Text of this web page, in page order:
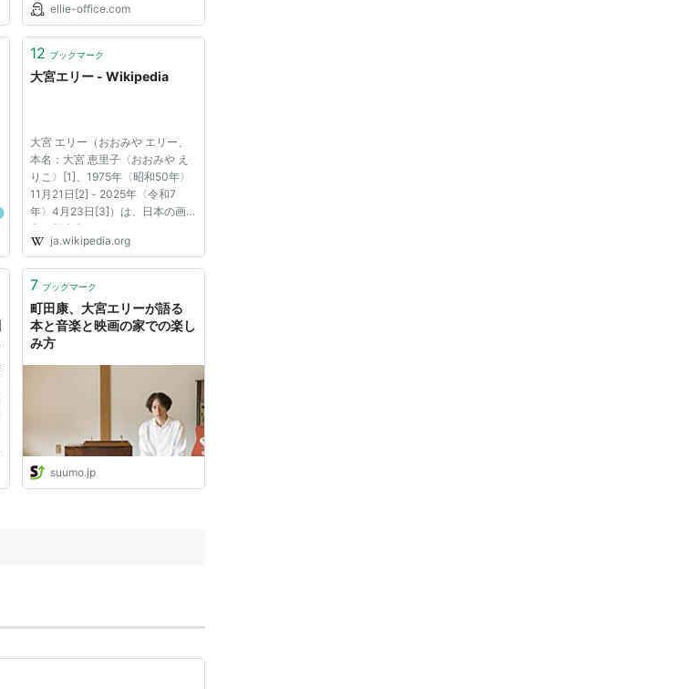
ellie-office.com
12 ブックマーク
大宮エリー - Wikipedia
大宮 エリー（おおみや エリー、
本名：大宮 恵里子〈おおみや え
りこ〉[1]、1975年〈昭和50年〉
11月21日[2] - 2025年〈令和7
年〉4月23日[3]）は、日本の画
家、脚本家、CMディレクター、
映画監督、作家、エッセイスト、
パーソナリティ。 大阪府出身。
業[2]。...
ja.wikipedia.org
7 ブックマーク
町田康、大宮エリーが語る
本と音楽と映画の家での楽し
み方
suumo.jp